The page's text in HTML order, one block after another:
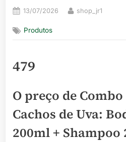
Posted
13/07/2026 By
shop_jr1
Produtos
479
O preço de
Cachos de Uva:
200ml + Shampoo